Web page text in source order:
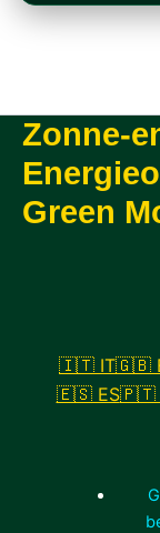
Zonne-
Green
🇮🇹 IT🇬🇧
🇪🇸 ES🇵🇹